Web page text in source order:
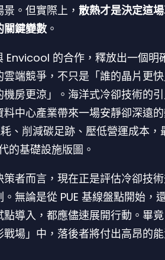
。但實際上， 散熱才是決定這
關鍵變數 。
Envicool 的合作，釋放出一個明
雲端競爭，不只是「誰的晶片更
機房更涼」。海洋式冷卻技術的
料中心產業帶來一場安靜卻深遠
、削減碳足跡、壓低營運成本，
的基礎設施版圖。
策者而言，現在正是評估冷卻技
。無論是從 PUE 基線盤點開始，
點導入，都應儘速展開行動。畢
戰場」中，落後者將付出高昂的